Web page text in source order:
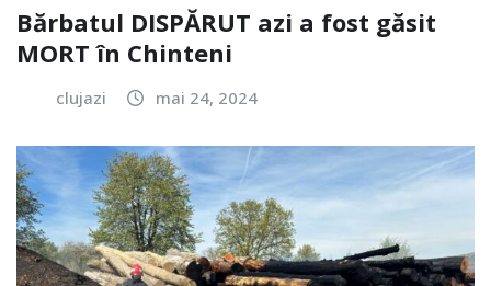
Bărbatul DISPĂRUT azi a fost găsit
MORT în Chinteni
clujazi mai 24, 2024